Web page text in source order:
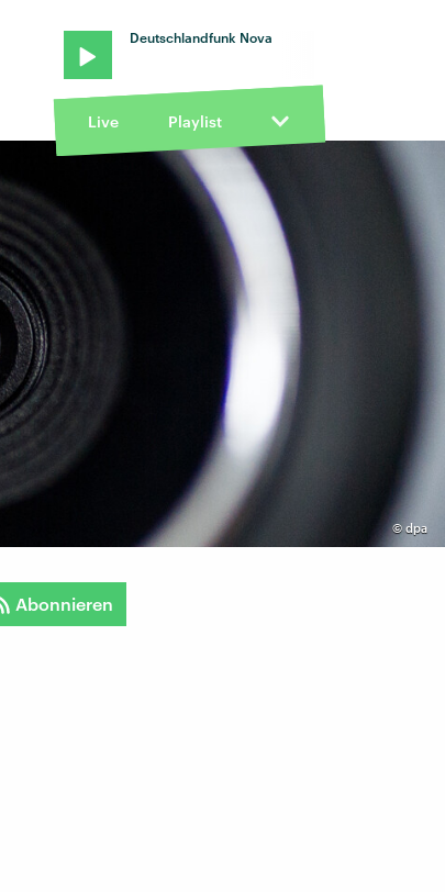
Deutschlandfunk Nova
Live Playlist
© dpa
Abonnieren